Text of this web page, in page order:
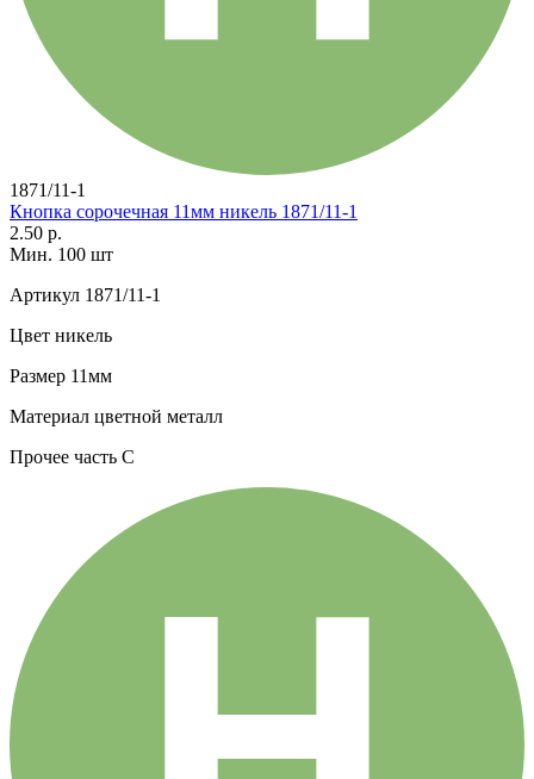
1871/11-1
Кнопка сорочечная 11мм никель 1871/11-1
2.50 р.
Мин. 100 шт
Артикул 1871/11-1
Цвет никель
Размер 11мм
Материал цветной металл
Прочее часть С